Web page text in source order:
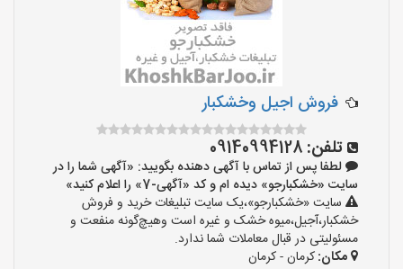
فروش اجیل وخشکبار
تلفن: 09140994128
لطفا پس از تماس با آگهی دهنده بگویید: «آگهی شما را در
سایت «خشکبارجو» دیده ام و کد «آگهی-7» را اعلام کنید»
سایت «خشکبارجو»،یک سایت تبلیغات خرید و فروش
خشکبار،آجیل،میوه خشک و غیره است وهیچ‌گونه منفعت و
مسئولیتی در قبال معاملات شما ندارد.
مکان:کرمان - کرمان